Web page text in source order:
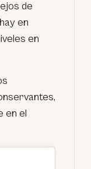
de
en
en
en el